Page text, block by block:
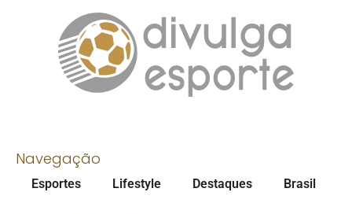
Navegação
Esportes Lifestyle Destaques Brasil